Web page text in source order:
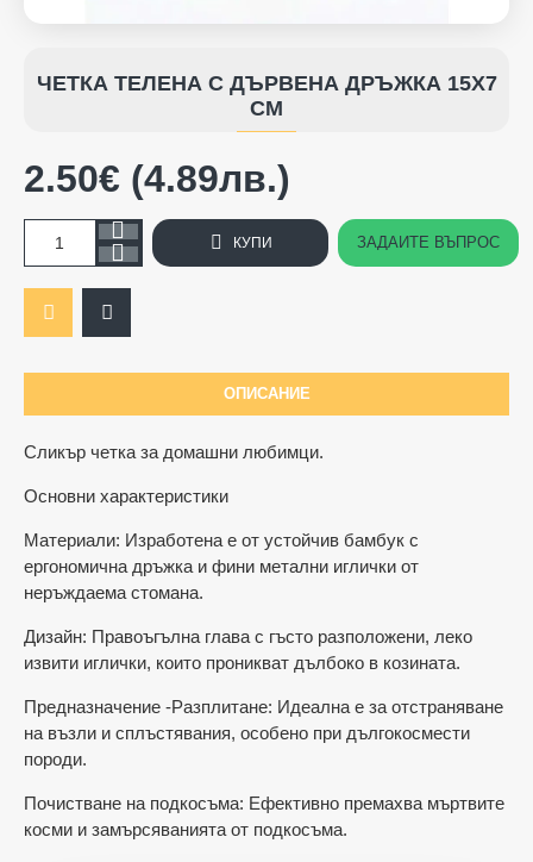
ЧЕТКА ТЕЛЕНА С ДЪРВЕНА ДРЪЖКА 15Х7
СМ
ОПИСАНИЕ
Сликър четка за домашни любимци.
Основни характеристики
Материали: Изработена е от устойчив бамбук с
ергономична дръжка и фини метални иглички от
неръждаема стомана.
Дизайн: Правоъгълна глава с гъсто разположени, леко
извити иглички, които проникват дълбоко в козината.
Предназначение -Разплитане: Идеална е за отстраняване
на възли и сплъстявания, особено при дългокосмести
породи.
Почистване на подкосъма: Ефективно премахва мъртвите
косми и замърсяванията от подкосъма.
2.50€ (4.89лв.)
КУПИ ЗАДАЙТЕ ВЪПРОС